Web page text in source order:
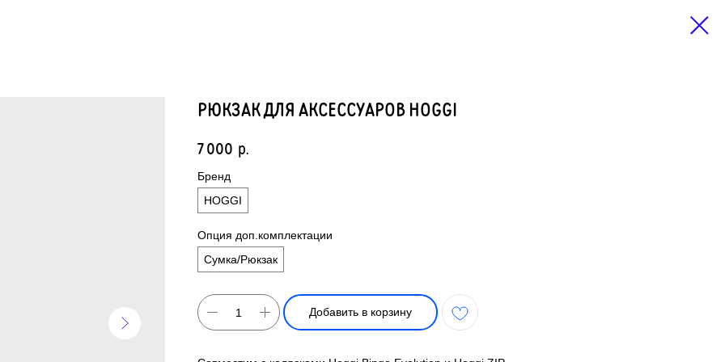
РЮКЗАК ДЛЯ АКСЕССУАРОВ HOGGI
7 000 р.
Бренд
HOGGI
Опция доп.комплектации
Сумка/Рюкзак
Добавить в корзину